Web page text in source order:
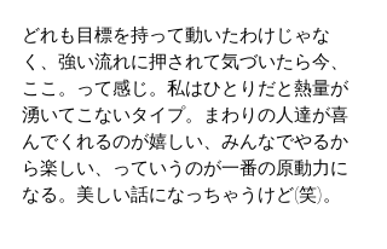
どれも目標を持って動いたわけじゃな
く、強い流れに押されて気づいたら今、
ここ。って感じ。私はひとりだと熱量が
湧いてこないタイプ。まわりの人達が喜
んでくれるのが嬉しい、みんなでやるか
ら楽しい、っていうのが一番の原動力に
なる。美しい話になっちゃうけど(笑)。